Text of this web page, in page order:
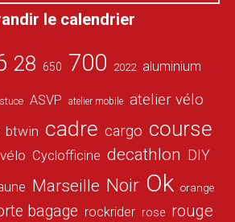
le calendrier
28 650 700 2022 aluminium
ASVP atelier mobile atelier vélo
btwin cadre cargo course
Cyclofficine decathlon DIY
Marseille Noir Ok orange
bagage rockrider rose rouge